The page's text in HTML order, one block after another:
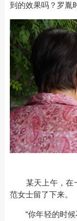
到的效果吗？罗胤
某天上午，在一
范女士留了下来。
“你年轻的时候